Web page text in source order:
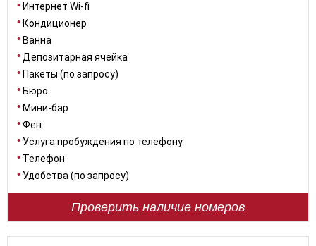
Интернет Wi-fi
Кондиционер
Ванна
Депозитарная ячейка
Пакеты (по запросу)
Бюро
Мини-бар
Фен
Услуга пробуждения по телефону
Телефон
Удобства (по запросу)
Проверить наличие номеров